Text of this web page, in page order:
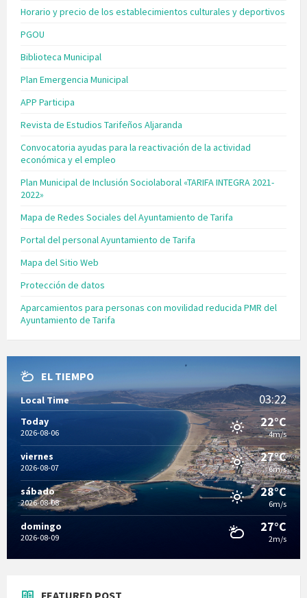
Horario y precio de los establecimientos culturales y deportivos
PGOU
Biblioteca Municipal
Plan Emergencia Municipal
APP Participa
Revista de Estudios Tarifeños Aljaranda
Convocatoria ayudas para la reactivación de la actividad
económica y el empleo
Plan Municipal de Inclusión Sociolaboral «TARIFA INTEGRA 2021-
2022»
Mapa de Redes Sociales del Ayuntamiento de Tarifa
Portal del personal Ayuntamiento de Tarifa
Mapa del Sitio Web
Protección de datos
Aparcamientos para personas con movilidad reducida PMR del
Ayuntamiento de Tarifa
EL TIEMPO
Local Time 03:22
Today
2026-08-06
22°C
4m/s
viernes
2026-08-07
27°C
6m/s
sábado
2026-08-08
28°C
6m/s
domingo
2026-08-09
27°C
2m/s